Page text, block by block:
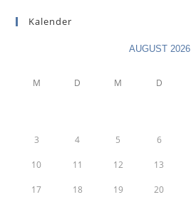
Kalender
AUGUST 2026
M D M D
3 4 5 6
10 11 12 13
17 18 19 20